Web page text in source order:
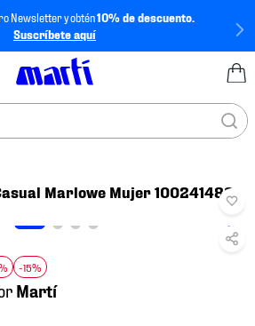
Newsletter y obtén10% de descuento.
Suscríbete aquí
Marlowe Mujer 100241483
-15%